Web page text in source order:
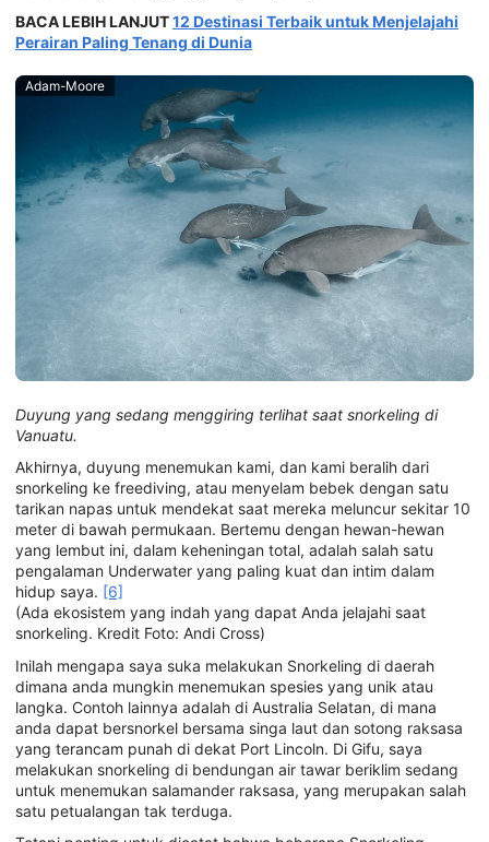
BACA LEBIH LANJUT12 Destinasi Terbaik untuk Menjelajahi
Perairan Paling Tenang di Dunia
Adam-Moore
Duyung yang sedang menggiring terlihat saat snorkeling di
Vanuatu.
Akhirnya, duyung menemukan kami, dan kami beralih dari
snorkeling ke freediving, atau menyelam bebek dengan satu
tarikan napas untuk mendekat saat mereka meluncur sekitar 10
meter di bawah permukaan. Bertemu dengan hewan-hewan
yang lembut ini, dalam keheningan total, adalah salah satu
pengalaman Underwater yang paling kuat dan intim dalam
hidup saya. [6]
(Ada ekosistem yang indah yang dapat Anda jelajahi saat
snorkeling. Kredit Foto: Andi Cross)
Inilah mengapa saya suka melakukan Snorkeling di daerah
dimana anda mungkin menemukan spesies yang unik atau
langka. Contoh lainnya adalah di Australia Selatan, di mana
anda dapat bersnorkel bersama singa laut dan sotong raksasa
yang terancam punah di dekat Port Lincoln. Di Gifu, saya
melakukan snorkeling di bendungan air tawar beriklim sedang
untuk menemukan salamander raksasa, yang merupakan salah
satu petualangan tak terduga.